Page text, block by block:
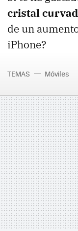
cristal
de un
iPhone?
TEMAS Móviles